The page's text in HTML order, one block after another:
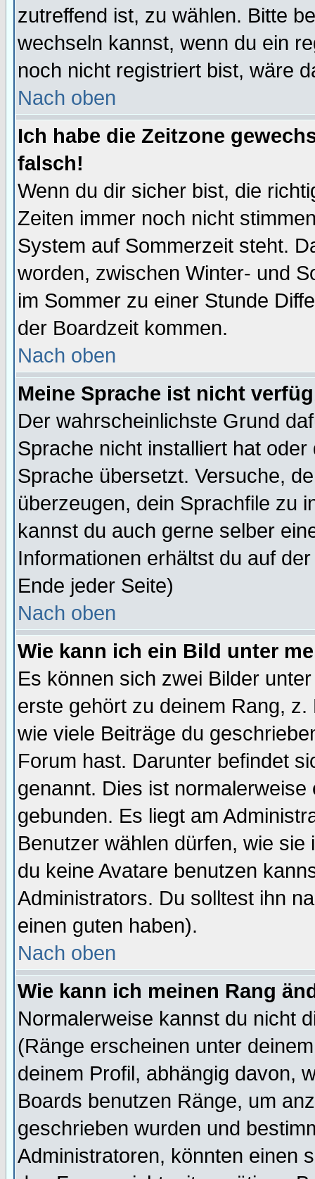
zutreffend ist, zu wählen. Bitte
wechseln kannst, wenn du ein
noch nicht registriert bist, wäre
Nach oben
Ich habe die Zeitzone
falsch!
Wenn du dir sicher bist, die
Zeiten immer noch nicht
System auf Sommerzeit steht.
worden, zwischen Winter- und
im Sommer zu einer Stunde
der Boardzeit kommen.
Nach oben
Meine Sprache ist nicht
Der wahrscheinlichste Grund
Sprache nicht installiert hat
Sprache übersetzt. Versuche,
überzeugen, dein Sprachfile zu
kannst du auch gerne selber
Informationen erhältst du auf
Ende jeder Seite)
Nach oben
Wie kann ich ein Bild unter
Es können sich zwei Bilder
erste gehört zu deinem Rang,
wie viele Beiträge du
Forum hast. Darunter befindet
genannt. Dies ist
gebunden. Es liegt am
Benutzer wählen dürfen, wie
du keine Avatare benutzen
Administrators. Du solltest ihn
einen guten haben).
Nach oben
Wie kann ich meinen Rang
Normalerweise kannst du nicht
(Ränge erscheinen unter
deinem Profil, abhängig davon,
Boards benutzen Ränge, um
geschrieben wurden und
Administratoren, könnten einen